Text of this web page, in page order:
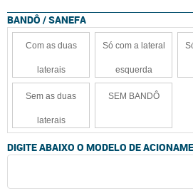
BANDÔ / SANEFA
Com as duas
laterais
Só com a lateral
esquerda
Sem as duas
laterais
SEM BANDÔ
DIGITE ABAIXO O MODELO DE